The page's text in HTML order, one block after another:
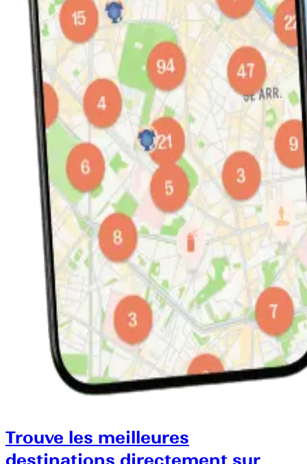
Trouve les meilleures